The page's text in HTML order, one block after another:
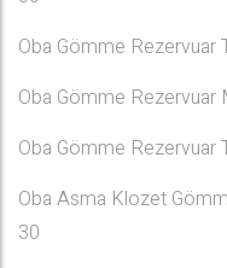
Oba Gömme Rezervuar
Oba Gömme Rezervuar
Oba Gömme Rezervuar
Oba Asma Klozet
30